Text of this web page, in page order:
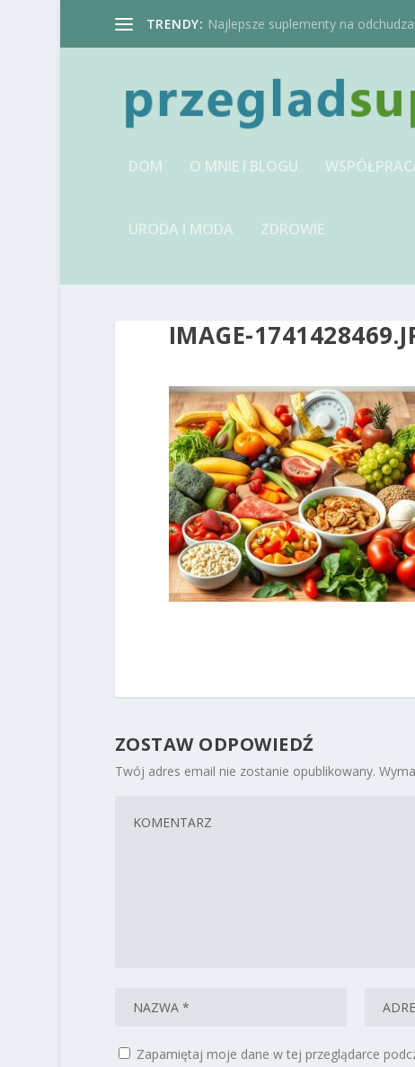
TRENDY: Najlepsze suplementy na
DOM O MNIE I BLOGU
URODA I MODA ZDROWIE
IMAGE-
ZOSTAW ODPOWIEDŹ
Twój adres email nie zostanie opublikowany.
Zapamiętaj moje dane w tej przeglądarce